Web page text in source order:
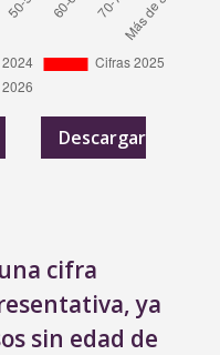
Descargar
cifra
ya
sin edad de